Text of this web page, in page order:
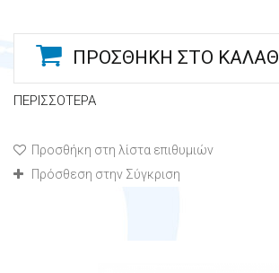
ΠΡΟΣΘΉΚΗ ΣΤΟ ΚΑΛΆΘΙ
ΠΕΡΙΣΣΌΤΕΡΑ
Προσθήκη στη λίστα επιθυμιών
Πρόσθεση στην Σύγκριση